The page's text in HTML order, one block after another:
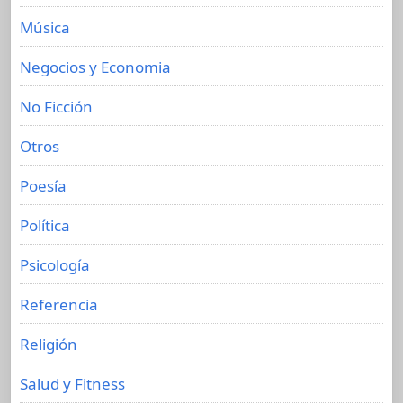
Música
Negocios y Economia
No Ficción
Otros
Poesía
Política
Psicología
Referencia
Religión
Salud y Fitness